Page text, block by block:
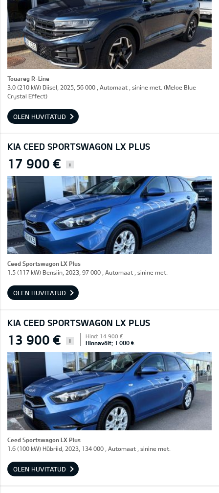
Touareg R-Line
3.0 (210 kW) Diisel, 2025, 56 000 , Automaat , sinine met. (Meloe Blue
Crystal Effect)
OLEN HUVITATUD
KIA CEED SPORTSWAGON LX PLUS
17 900 € i
Ceed Sportswagon LX Plus
1.5 (117 kW) Bensiin, 2023, 97 000 , Automaat , sinine met.
OLEN HUVITATUD
KIA CEED SPORTSWAGON LX PLUS
13 900 € i
Hind: 14 900 €
Hinnavõit: 1 000 €
Ceed Sportswagon LX Plus
1.6 (100 kW) Hübriid, 2023, 134 000 , Automaat , sinine met.
OLEN HUVITATUD